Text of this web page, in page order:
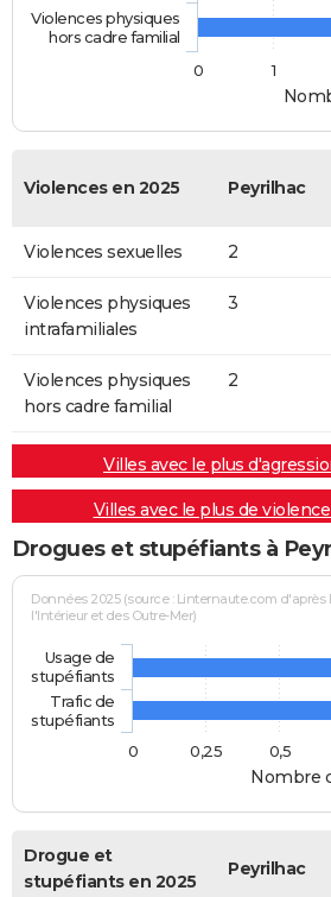
Violences physiques
hors cadre familial
0
1
Violences en 2025 Peyrilhac
Violences sexuelles 2
Violences physiques
intrafamiliales
3
Violences physiques
hors cadre familial
2
Villes avec le plus
Villes avec le plus de
Drogues et stupéfiants à
Nombre
Données 2025 (source : Linternaute.com d'après
l'Intérieur et des Outre-Mer)
Usage de
stupéfiants
Trafic de
stupéfiants
0
0,25 0,5
Drogue et
stupéfiants en 2025
Peyrilhac